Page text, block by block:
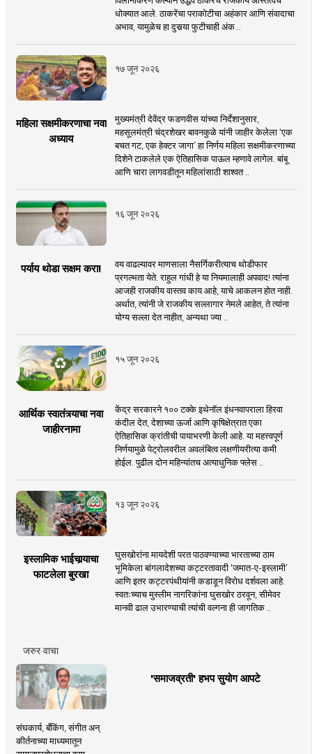
धोक्यात आले. ठाकरेंचा पराकोटीचा अहंकार आणि संवादाचा
अभाव, यामुळेच हा दुसर्‍या फुटीचाही अंक ..
१७ जून २०२६
महिला सक्षमीकरणाचा नवा
अध्याय
मुख्यमंत्री देवेंद्र फडणवीस यांच्या निर्देशानुसार,
महसूलमंत्री चंद्रशेखर बावनकुळे यांनी जाहीर केलेला ‘एक
बचत गट, एक हेक्टर जागा’ हा निर्णय महिला सक्षमीकरणाच्या
दिशेने टाकलेले एक ऐतिहासिक पाऊल म्हणावे लागेल. बांबू
आणि चारा लागवडीतून महिलांसाठी शाश्वत ..
१६ जून २०२६
पर्याय थोडा सक्षम करा!
वय वाढल्यावर माणसाला नैसर्गिकरीत्याच थोडीफार
प्रगल्भता येते. राहुल गांधी हे या नियमालाही अपवाद! त्यांना
आजही राजकीय वास्तव काय आहे, याचे आकलन होत नाही.
अर्थात, त्यांनी जे राजकीय सल्लागार नेमले आहेत, ते त्यांना
योग्य सल्ला देत नाहीत, अन्यथा ज्या ..
१५ जून २०२६
आर्थिक स्वातंत्र्याचा नवा
जाहीरनामा
केंद्र सरकारने १०० टक्के इथेनॉल इंधनवापराला हिरवा
कंदील देत, देशाच्या ऊर्जा आणि कृषिक्षेत्रात एका
ऐतिहासिक क्रांतीची पायाभरणी केली आहे. या महत्त्वपूर्ण
निर्णयामुळे पेट्रोलवरील अवलंबित्व लक्षणीयरीत्या कमी
होईल. पुढील दोन महिन्यांतच अत्याधुनिक फ्लेस ..
१३ जून २०२६
इस्लामिक भाईचार्‍याचा
फाटलेला बुरखा
घुसखोरांना मायदेशी परत पाठवण्याच्या भारताच्या ठाम
भूमिकेला बांगलादेशच्या कट्टरतावादी ‘जमात-ए-इस्लामी’
आणि इतर कट्टरपंथीयांनी कडाडून विरोध दर्शवला आहे.
स्वतःच्याच मुस्लीम नागरिकांना घुसखोर ठरवून, सीमेवर
मानवी ढाल उभारण्याची त्यांची वल्गना ही जागतिक ..
जरुर वाचा
'समाजव्रती' हभप सुयोग आपटे
संघकार्य, बँकिंग, संगीत अन्
कीर्तनाच्या माध्यमातून